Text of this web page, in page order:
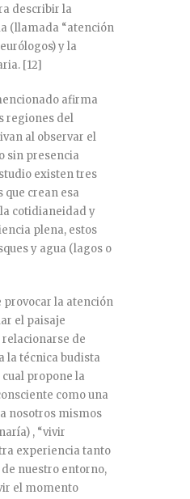
describir la
(llamada “atención
y la
[12]
afirma
regiones del
al observar el
sin presencia
existen tres
crean esa
cotidianeidad y
plena, estos
y agua (lagos o
provocar la atención
el paisaje
de
la técnica budista
propone la
como una
nosotros mismos
, “vivir
experiencia tanto
nuestro entorno,
el momento